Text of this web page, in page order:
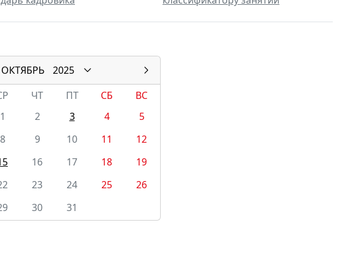
ОКТЯБРЬ
2025
ЧТ ПТ СБ
ВС
1
2 3 4
5
8 9 10 11
12
16 17 18
19
23 24 25
26
30 31